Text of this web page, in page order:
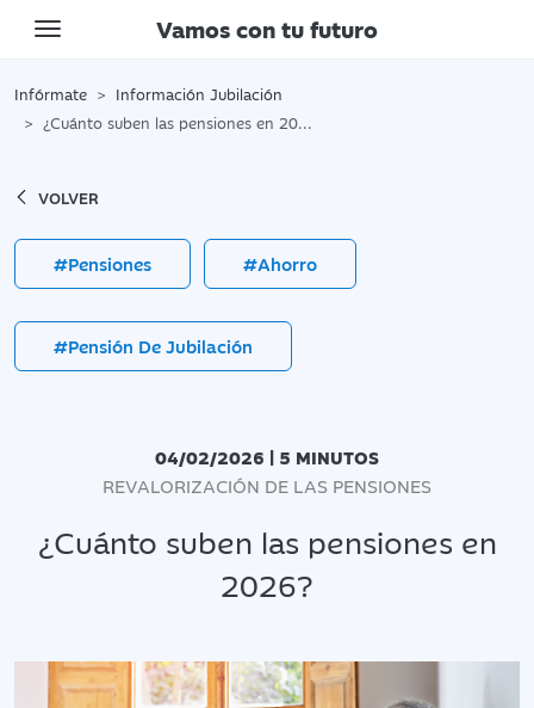
Toggle navigation
Vamos con tu futuro
Infórmate
Información Jubilación
¿Cuánto suben las pensiones en 2026?
VOLVER
#Pensiones #Ahorro
#Pensión De Jubilación
04/02/2026 | 5 MINUTOS
REVALORIZACIÓN DE LAS PENSIONES
¿Cuánto suben las pensiones en
2026?